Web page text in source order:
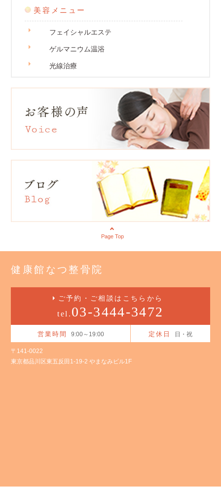
美容メニュー
フェイシャルエステ
ゲルマニウム温浴
光線治療
Page Top
健康館なつ整骨院
ご予約・ご相談はこちらから
tel. 03-3444-3472
営業時間 9:00～19:00 定休日 日・祝
〒141-0022
東京都品川区東五反田1-19-2 やまなみビル1F